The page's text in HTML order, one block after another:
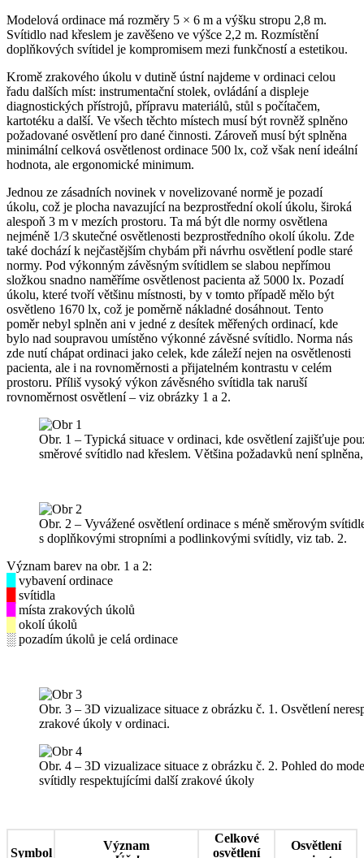
Modelová ordinace má rozměry 5 × 6 m a výšku stropu 2,8 m.
Svítidlo nad křeslem je zavěšeno ve výšce 2,2 m. Rozmístění
doplňkových svítidel je kompromisem mezi funkčností a estetikou.
Kromě zrakového úkolu v dutině ústní najdeme v ordinaci celou
řadu dalších míst: instrumentační stolek, ovládání a displeje
diagnostických přístrojů, přípravu materiálů, stůl s počítačem,
kartotéku a další. Ve všech těchto místech musí být rovněž splněno
požadované osvětlení pro dané činnosti. Zároveň musí být splněna
minimální celková osvětlenost ordinace 500 lx, což však není ideální
hodnota, ale ergonomické minimum.
Jednou ze zásadních novinek v novelizované normě je pozadí
úkolu, což je plocha navazující na bezprostřední okolí úkolu, široká
alespoň 3 m v mezích prostoru. Ta má být dle normy osvětlena
nejméně 1/3 skutečné osvětlenosti bezprostředního okolí úkolu. Zde
také dochází k nejčastějším chybám při návrhu osvětlení podle staré
normy. Pod výkonným závěsným svítidlem se slabou nepřímou
složkou snadno naměříme osvětlenost pacienta až 5000 lx. Pozadí
úkolu, které tvoří většinu místnosti, by v tomto případě mělo být
osvětleno 1670 lx, což je poměrně nákladné dosáhnout. Tento
poměr nebyl splněn ani v jedné z desítek měřených ordinací, kde
bylo nad soupravou umístěno výkonné závěsné svítidlo. Norma nás
zde nutí chápat ordinaci jako celek, kde záleží nejen na osvětlenosti
pacienta, ale i na rovnoměrnosti a přijatelném kontrastu v celém
prostoru. Příliš vysoký výkon závěsného svítidla tak naruší
rovnoměrnost osvětlení – viz obrázky 1 a 2.
Obr. 1 – Typická situace v ordinaci, kde osvětlení zajišťuje
směrové svítidlo nad křeslem. Většina požadavků není
Obr. 2 – Vyvážené osvětlení ordinace s méně směrovým
s doplňkovými stropními a podlinkovými svítidly, viz tab. 2.
Význam barev na obr. 1 a 2:
vybavení ordinace
svítidla
místa zrakových úkolů
okolí úkolů
░ pozadím úkolů je celá ordinace
Obr. 3 – 3D vizualizace situace z obrázku č. 1. Osvětlení
zrakové úkoly v ordinaci.
Obr. 4 – 3D vizualizace situace z obrázku č. 2. Pohled do
svítidly respektujícími další zrakové úkoly
Symbol
Význam
Celkové
osvětlení
Osvětlení